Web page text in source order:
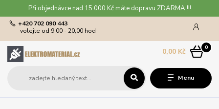
Při objednávce nad 15 000 Kč máte dopravu ZDARMA !!!
Menu
+420 702 090 443
volejte od 9,00 - 20,00 hod
0
0,00 Kč